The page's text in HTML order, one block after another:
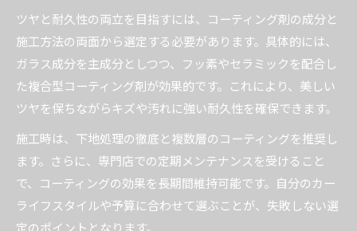
ツヤと耐久性の両立を目指すには、コーティング剤の成分と
施工方法の両面から選定する必要があります。具体的には、
ガラス成分を主成分としつつ、フッ素やセラミックを配合し
た複合型コーティング剤が効果的です。これにより、美しい
ツヤを保ちながらキズや汚れに強い耐久性を確保できます。
施工時は、下地処理の徹底と複数層のコーティングを推奨し
ます。さらに、専門店での定期メンテナンスを受けること
で、コーティングの効果を長期間維持可能です。自分のカー
ライフスタイルや予算に合わせて選ぶことが、失敗しない選
定のポイントとなります。